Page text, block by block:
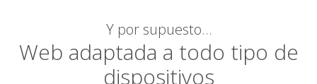
Y por supuesto…
Web adaptada a todo tipo de
dispositivos